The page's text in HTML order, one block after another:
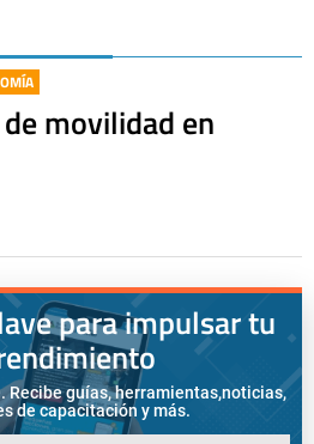
movilidad en
para impulsar tu
Recibe guías, herramientas,noticias,
de capacitación y más.